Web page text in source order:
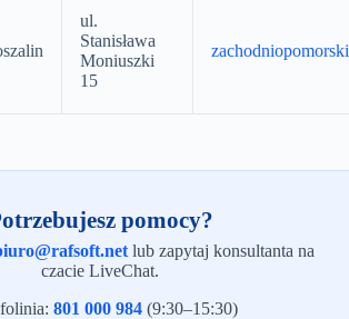
ul.
Stanisława
Moniuszki
15
pomocy?
lub zapytaj konsultanta na
czacie LiveChat.
801 000 984(9:30–15:30)